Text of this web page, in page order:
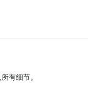
有细节。